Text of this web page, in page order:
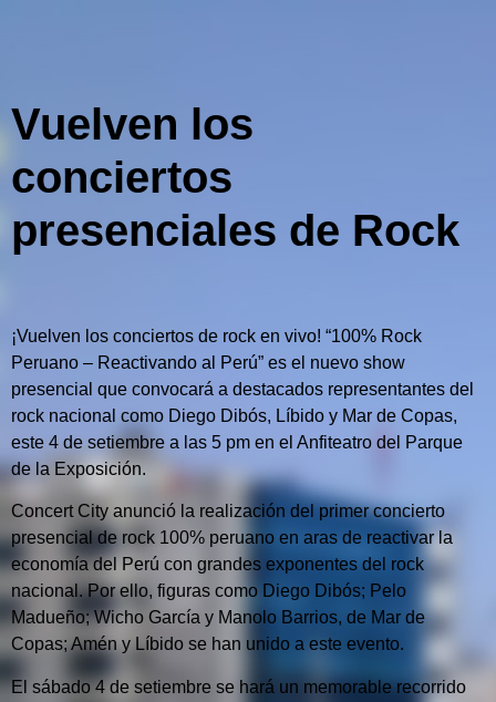
Vuelven los
conciertos
presenciales de Rock
¡Vuelven los conciertos de rock en vivo! “100% Rock
Peruano – Reactivando al Perú” es el nuevo show
presencial que convocará a destacados representantes del
rock nacional como Diego Dibós, Líbido y Mar de Copas,
este 4 de setiembre a las 5 pm en el Anfiteatro del Parque
de la Exposición.
Concert City anunció la realización del primer concierto
presencial de rock 100% peruano en aras de reactivar la
economía del Perú con grandes exponentes del rock
nacional. Por ello, figuras como Diego Dibós; Pelo
Madueño; Wicho García y Manolo Barrios, de Mar de
Copas; Amén y Líbido se han unido a este evento.
El sábado 4 de setiembre se hará un memorable recorrido